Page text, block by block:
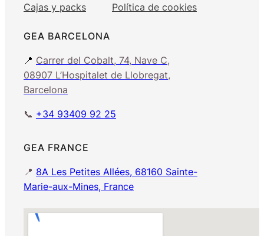
Cajas y packs
Política de cookies
GEA BARCELONA
📍 Carrer del Cobalt, 74, Nave C,
08907 L’Hospitalet de Llobregat,
Barcelona
📞 +34 93409 92 25
GEA FRANCE
📍 8A Les Petites Allées, 68160 Sainte-
Marie-aux-Mines, France